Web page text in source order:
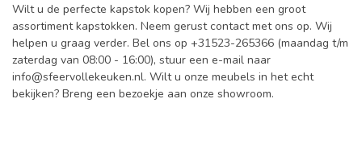
Wilt u de perfecte kapstok kopen? Wij hebben een groot
assortiment kapstokken. Neem gerust contact met ons op. Wij
helpen u graag verder. Bel ons op +31523-265366 (maandag t/m
zaterdag van 08:00 - 16:00), stuur een e-mail naar
info@sfeervollekeuken.nl. Wilt u onze meubels in het echt
bekijken? Breng een bezoekje aan onze showroom.